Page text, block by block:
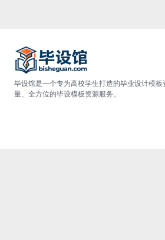
毕设馆是一个专为高校学生打造的毕业设计模
量、全方位的毕设模板资源服务。